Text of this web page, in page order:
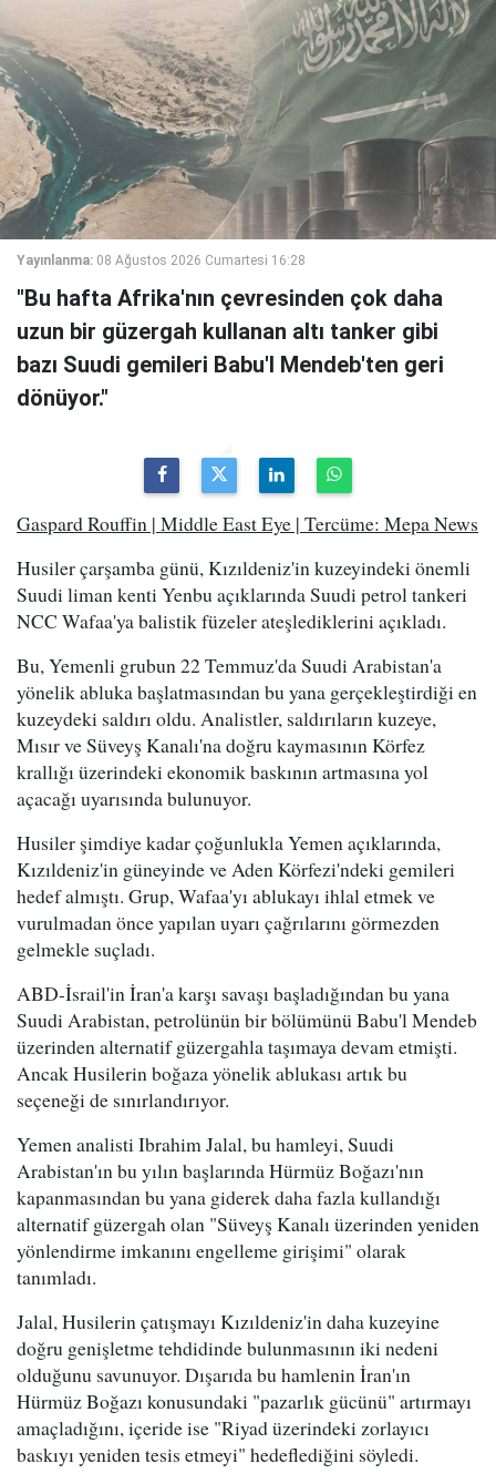
Yayınlanma: 08 Ağustos 2026 Cumartesi 16:28
"Bu hafta Afrika'nın çevresinden çok daha
uzun bir güzergah kullanan altı tanker gibi
bazı Suudi gemileri Babu'l Mendeb'ten geri
dönüyor."
Gaspard Rouffin | Middle East Eye | Tercüme: Mepa News
Husiler çarşamba günü, Kızıldeniz'in kuzeyindeki önemli
Suudi liman kenti Yenbu açıklarında Suudi petrol tankeri
NCC Wafaa'ya balistik füzeler ateşlediklerini açıkladı.
Bu, Yemenli grubun 22 Temmuz'da Suudi Arabistan'a
yönelik abluka başlatmasından bu yana gerçekleştirdiği en
kuzeydeki saldırı oldu. Analistler, saldırıların kuzeye,
Mısır ve Süveyş Kanalı'na doğru kaymasının Körfez
krallığı üzerindeki ekonomik baskının artmasına yol
açacağı uyarısında bulunuyor.
Husiler şimdiye kadar çoğunlukla Yemen açıklarında,
Kızıldeniz'in güneyinde ve Aden Körfezi'ndeki gemileri
hedef almıştı. Grup, Wafaa'yı ablukayı ihlal etmek ve
vurulmadan önce yapılan uyarı çağrılarını görmezden
gelmekle suçladı.
ABD-İsrail'in İran'a karşı savaşı başladığından bu yana
Suudi Arabistan, petrolünün bir bölümünü Babu'l Mendeb
üzerinden alternatif güzergahla taşımaya devam etmişti.
Ancak Husilerin boğaza yönelik ablukası artık bu
seçeneği de sınırlandırıyor.
Yemen analisti Ibrahim Jalal, bu hamleyi, Suudi
Arabistan'ın bu yılın başlarında Hürmüz Boğazı'nın
kapanmasından bu yana giderek daha fazla kullandığı
alternatif güzergah olan "Süveyş Kanalı üzerinden yeniden
yönlendirme imkanını engelleme girişimi" olarak
tanımladı.
Jalal, Husilerin çatışmayı Kızıldeniz'in daha kuzeyine
doğru genişletme tehdidinde bulunmasının iki nedeni
olduğunu savunuyor. Dışarıda bu hamlenin İran'ın
Hürmüz Boğazı konusundaki "pazarlık gücünü" artırmayı
amaçladığını, içeride ise "Riyad üzerindeki zorlayıcı
baskıyı yeniden tesis etmeyi" hedeflediğini söyledi.